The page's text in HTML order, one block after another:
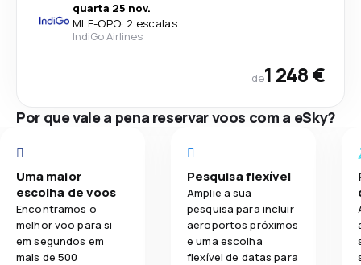
quarta 25 nov.
MLE-OPO· 2 escalas
IndiGo Airlines
de1 248 €
Por que vale a pena reservar voos com a eSky?
Uma maior
escolha de voos
Encontramos o
melhor voo para si
em segundos em
mais de 500
Pesquisa flexível
Amplie a sua
pesquisa para incluir
aeroportos próximos
e uma escolha
flexível de datas para